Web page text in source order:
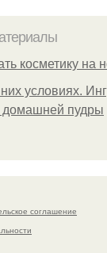
косметику на
условиях.
домашней пудры
соглашение